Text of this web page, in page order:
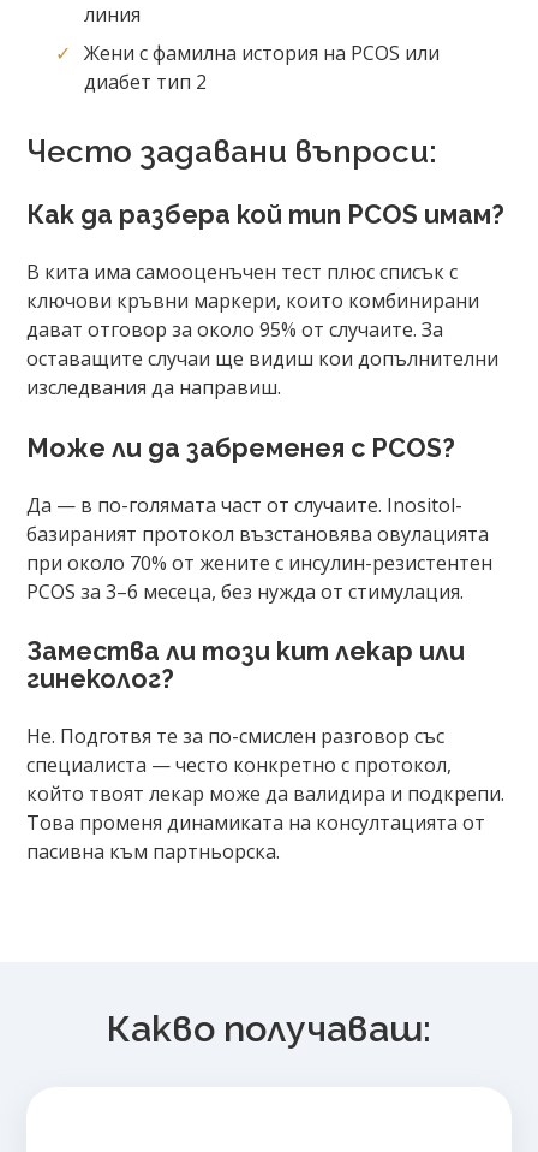
линия
Жени с фамилна история на PCOS или
диабет тип 2
Често задавани въпроси:
Как да разбера кой тип PCOS имам?
В кита има самооценъчен тест плюс списък с
ключови кръвни маркери, които комбинирани
дават отговор за около 95% от случаите. За
оставащите случаи ще видиш кои допълнителни
изследвания да направиш.
Може ли да забременея с PCOS?
Да — в по-голямата част от случаите. Inositol-
базираният протокол възстановява овулацията
при около 70% от жените с инсулин-резистентен
PCOS за 3–6 месеца, без нужда от стимулация.
Замества ли този кит лекар или
гинеколог?
Не. Подготвя те за по-смислен разговор със
специалиста — често конкретно с протокол,
който твоят лекар може да валидира и подкрепи.
Това променя динамиката на консултацията от
пасивна към партньорска.
Какво получаваш: